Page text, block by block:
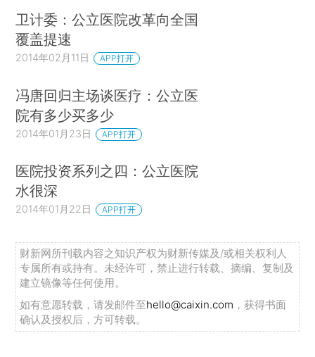
卫计委：公立医院改革向全国
覆盖提速
2014年02月11日 APP打开
冯唐回归主场谈医疗：公立医
院有多少买多少
2014年01月23日 APP打开
医院投资系列之四：公立医院
水很深
2014年01月22日 APP打开
财新网所刊载内容之知识产权为财新传媒及/或相关权利人
专属所有或持有。未经许可，禁止进行转载、摘编、复制及
建立镜像等任何使用。
如有意愿转载，请发邮件至hello@caixin.com ，获得书面
确认及授权后，方可转载。